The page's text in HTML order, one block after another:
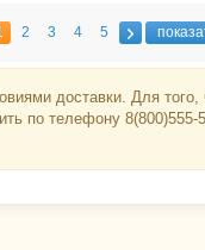
2 3 4 5
доставки. Для
по телефону